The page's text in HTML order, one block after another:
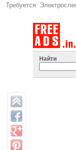
Требуется:
Найти